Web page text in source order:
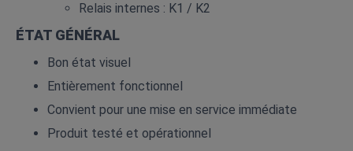
Relais internes : K1 / K2
ÉTAT GÉNÉRAL
Bon état visuel
Entièrement fonctionnel
Convient pour une mise en service immédiate
Produit testé et opérationnel